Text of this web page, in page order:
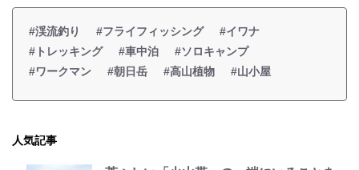
#渓流釣り #フライフィッシング
#イワナ
#トレッキング
#車中泊
#ソロキャンプ
#ワークマン
#朝日岳 #高山植物 #山小屋
人気記事